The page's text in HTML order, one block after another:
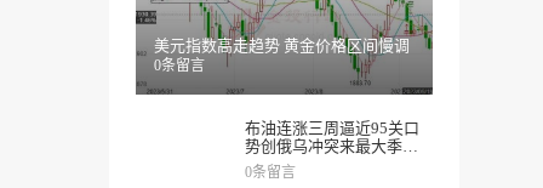
美元指数高走趋势 黄金价格区间慢调
0条留言
布油连涨三周逼近95关口
势创俄乌冲突来最大季度
涨幅
0条留言